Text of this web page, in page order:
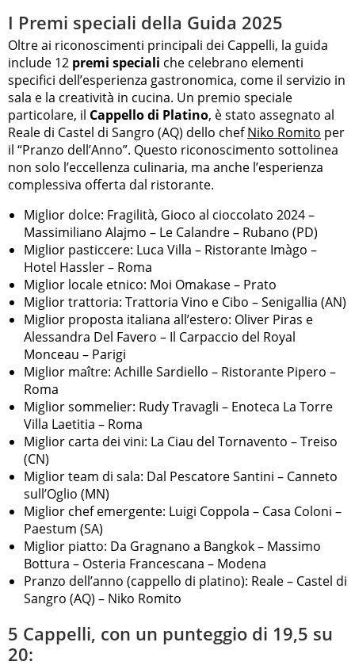
I Premi speciali della Guida 2025
Oltre ai riconoscimenti principali dei Cappelli, la guida
include 12 premi speciali che celebrano elementi
specifici dell’esperienza gastronomica, come il servizio in
sala e la creatività in cucina. Un premio speciale
particolare, il Cappello di Platino, è stato assegnato al
Reale di Castel di Sangro (AQ) dello chefNiko Romito per
il “Pranzo dell’Anno”. Questo riconoscimento sottolinea
non solo l’eccellenza culinaria, ma anche l’esperienza
complessiva offerta dal ristorante.
Miglior dolce: Fragilità, Gioco al cioccolato 2024 –
Massimiliano Alajmo – Le Calandre – Rubano (PD)
Miglior pasticcere: Luca Villa – Ristorante Imàgo –
Hotel Hassler – Roma
Miglior locale etnico: Moi Omakase – Prato
Miglior trattoria: Trattoria Vino e Cibo – Senigallia (AN)
Miglior proposta italiana all’estero: Oliver Piras e
Alessandra Del Favero – Il Carpaccio del Royal
Monceau – Parigi
Miglior maître: Achille Sardiello – Ristorante Pipero –
Roma
Miglior sommelier: Rudy Travagli – Enoteca La Torre
Villa Laetitia – Roma
Miglior carta dei vini: La Ciau del Tornavento – Treiso
(CN)
Miglior team di sala: Dal Pescatore Santini – Canneto
sull’Oglio (MN)
Miglior chef emergente: Luigi Coppola – Casa Coloni –
Paestum (SA)
Miglior piatto: Da Gragnano a Bangkok – Massimo
Bottura – Osteria Francescana – Modena
Pranzo dell’anno (cappello di platino): Reale – Castel di
Sangro (AQ) – Niko Romito
5 Cappelli, con un punteggio di 19,5 su
20: